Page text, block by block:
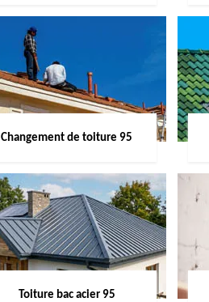
Changement de toiture 95
Toiture bac acier 95